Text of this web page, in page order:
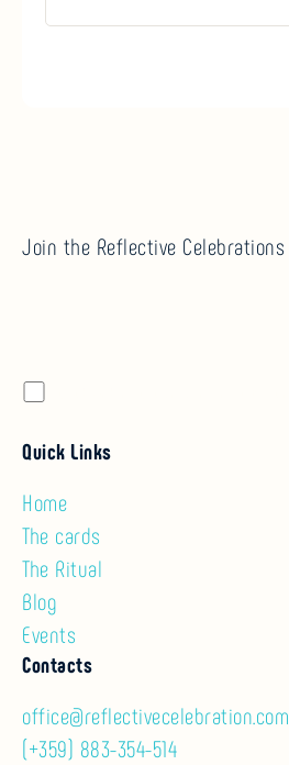
Join the Reflective Celebrations
Quick Links
Home
The cards
The Ritual
Blog
Events
Contacts
office@reflectivecelebration.com
(+359) 883-354-514